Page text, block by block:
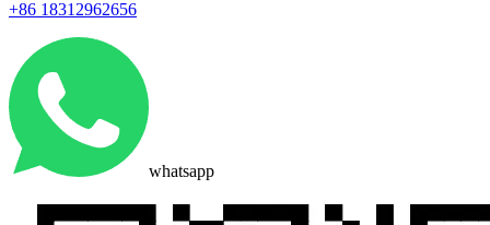
+86 18312962656
whatsapp